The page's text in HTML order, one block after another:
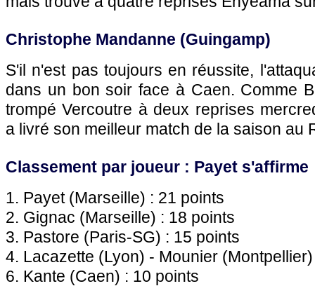
Christophe Mandanne (Guingamp)
S'il n'est pas toujours en réussite,
dans un bon soir face à Caen. Comme
trompé Vercoutre à deux reprises
a livré son meilleur match de la saison au
Classement par joueur : Payet s'affirme
1. Payet (Marseille) : 21 points
2. Gignac (Marseille) : 18 points
3. Pastore (Paris-SG) : 15 points
4. Lacazette (Lyon) - Mounier
6. Kante (Caen) : 10 points